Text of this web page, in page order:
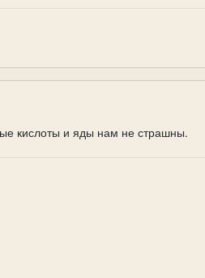
кислоты и яды нам не страшны.